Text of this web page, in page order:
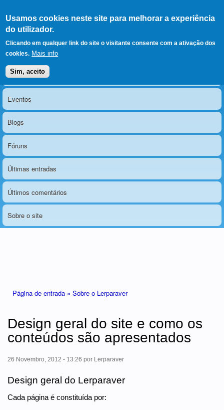
Usamos cookies neste site para melhorar a experiência
do utilizador.
Clicando em qualquer link do site o visitante consente com a ativação dos
cookies. Mais info
Sim, aceito
LERPARAVER , ir para a
página principal
O portal da visão diferente
Menu principal
Notícias
Eventos
Blogs
Fóruns
Últimas entradas
Últimos comentários
Sobre o site
Página de entrada » Sobre o Lerparaver
Design geral do site e como os
conteúdos são apresentados
26 Novembro, 2012 - 13:26 por Lerparaver
Design geral do Lerparaver
Cada página é constituída por: